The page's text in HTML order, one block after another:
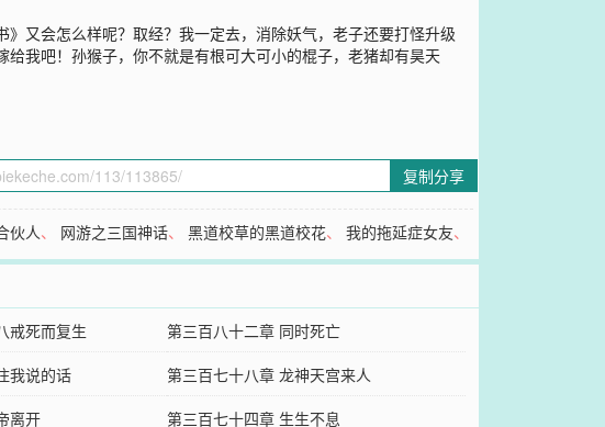
又会怎么样呢？取经？我一定去，消除妖气，老子还要打怪升级
我吧！孙猴子，你不就是有根可大可小的棍子，老猪却有昊天
复制分享
伙人、 网游之三国神话、黑道校草的黑道校花、我的拖延症女友、
戒死而复生
第三百八十二章 同时死亡
我说的话
第三百七十八章 龙神天宫来人
离开 第三百七十四章 生生不息